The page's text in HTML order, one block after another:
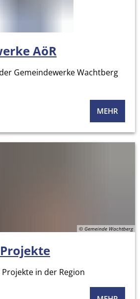
AöR
Gemeindewerke Wachtberg
MEHR
© Gemeinde Wachtberg
in der Region